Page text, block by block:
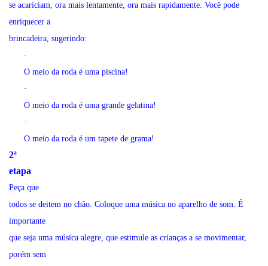
se acariciam, ora mais lentamente, ora mais rapidamente. Você pode
enriquecer a
brincadeira, sugerindo:
·
O meio da roda é uma piscina!
·
O meio da roda é uma grande gelatina!
·
O meio da roda é um tapete de grama!
2ª
etapa
Peça que
todos se deitem no chão. Coloque uma música no aparelho de som. É
importante
que seja uma música alegre, que estimule as crianças a se movimentar,
porém sem